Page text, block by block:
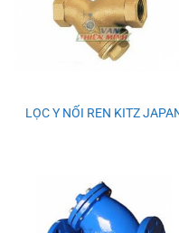
LỌC Y NỐI REN KITZ